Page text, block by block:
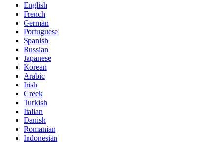
English
French
German
Portuguese
Spanish
Russian
Japanese
Korean
Arabic
Irish
Greek
Turkish
Italian
Danish
Romanian
Indonesian